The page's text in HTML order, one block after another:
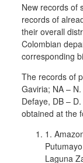
New records of
records of
their overall
Colombian
corresponding
The records of
Gaviria; NA –
Defaye, DB –
obtained at the
1.
Laguna